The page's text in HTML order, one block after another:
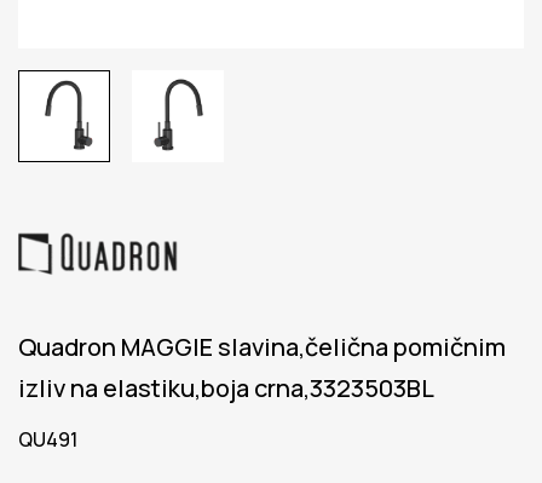
Quadron MAGGIE slavina,čelična pomičnim
izliv na elastiku,boja crna,3323503BL
QU491